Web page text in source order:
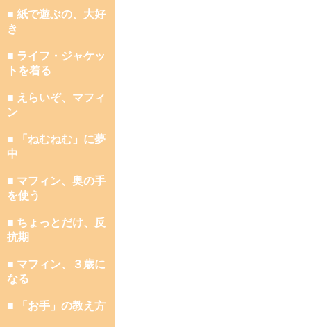
■ 紙で遊ぶの、大好
き
■ ライフ・ジャケッ
トを着る
■ えらいぞ、マフィ
ン
■ 「ねむねむ」に夢
中
■ マフィン、奥の手
を使う
■ ちょっとだけ、反
抗期
■ マフィン、３歳に
なる
■ 「お手」の教え方